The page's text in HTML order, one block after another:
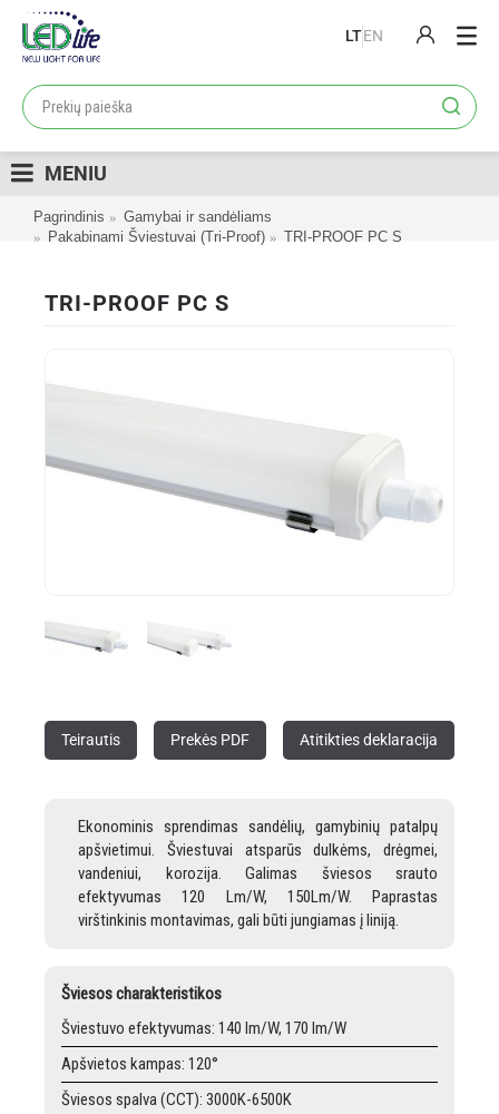
LTEN
PRODUKTAI
LOJALUMO PROGRAMA
KATALOGAI
MENIU
Pagrindinis
Gamybai ir sandėliams
Pakabinami Šviestuvai (Tri-Proof)
TRI-PROOF PC S
TRI-PROOF PC S
Teirautis Prekės PDF Atitikties deklaracija
Ekonominis sprendimas sandėlių, gamybinių patalpų
apšvietimui. Šviestuvai atsparūs dulkėms, drėgmei,
vandeniui, korozija. Galimas šviesos srauto
efektyvumas 120 Lm/W, 150Lm/W. Paprastas
virštinkinis montavimas, gali būti jungiamas į liniją.
Šviesos charakteristikos
Šviestuvo efektyvumas: 140 lm/W, 170 lm/W
Apšvietos kampas: 120°
Šviesos spalva (CCT): 3000K-6500K